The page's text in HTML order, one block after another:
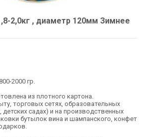
2,0кг , диаметр 120мм Зимнее
2000 гр.
из плотного картона.
торговых сетях, образовательных
садах) и на производственных
бутылок вина и шампанского, конфет